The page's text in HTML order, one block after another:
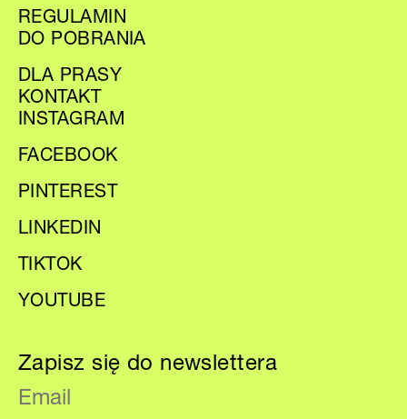
REGULAMIN
DO POBRANIA
DLA PRASY
KONTAKT
INSTAGRAM
FACEBOOK
PINTEREST
LINKEDIN
TIKTOK
YOUTUBE
Zapisz się do newslettera